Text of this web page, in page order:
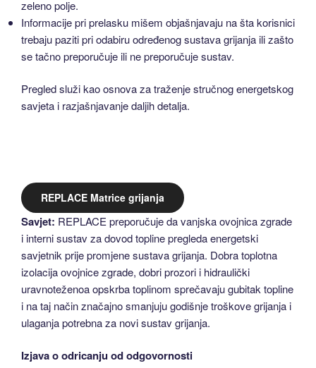
zeleno polje.
Informacije pri prelasku mišem objašnjavaju na šta korisnici
trebaju paziti pri odabiru određenog sustava grijanja ili zašto
se tačno preporučuje ili ne preporučuje sustav.
Pregled služi kao osnova za traženje stručnog energetskog
savjeta i razjašnjavanje daljih detalja.
REPLACE Matrice grijanja
Savjet: REPLACE preporučuje da vanjska ovojnica zgrade
i interni sustav za dovod topline pregleda energetski
savjetnik prije promjene sustava grijanja. Dobra toplotna
izolacija ovojnice zgrade, dobri prozori i hidraulički
uravnoteženoa opskrba toplinom sprečavaju gubitak topline
i na taj način značajno smanjuju godišnje troškove grijanja i
ulaganja potrebna za novi sustav grijanja.
Izjava o odricanju od odgovornosti